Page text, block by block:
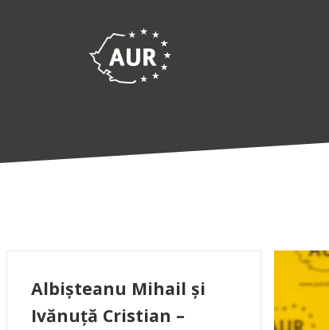
Albișteanu Mihail și
Ivănuță Cristian –